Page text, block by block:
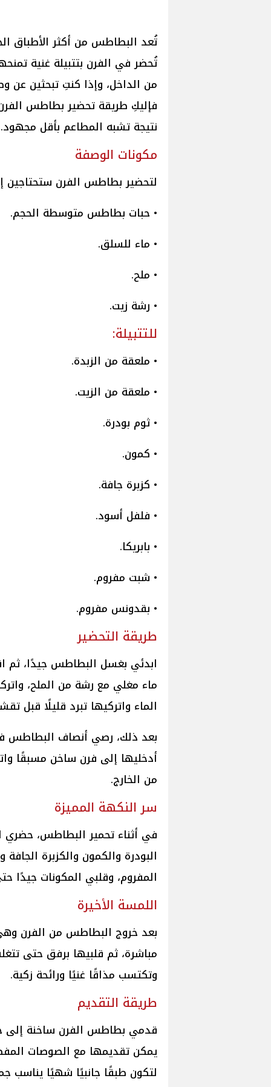
تُعد البطاطس من أكثر الأطباق
تُحضر في الفرن بتتبيلة غنية
من الداخل، وإذا كنتِ تبحثين عن
فإليكِ طريقة تحضير بطاطس
نتيجة تشبه المطاعم بأقل مجهود.
مكونات الوصفة
لتحضير بطاطس الفرن ستحتاجين
• حبات بطاطس متوسطة الحجم.
• ماء للسلق.
• ملح.
• رشة زيت.
للتتبيلة:
• ملعقة من الزبدة.
• ملعقة من الزيت.
• ثوم بودرة.
• كمون.
• كزبرة جافة.
• فلفل أسود.
• بابريكا.
• شبت مفروم.
• بقدونس مفروم.
طريقة التحضير
ابدئي بغسل البطاطس جيدًا،
ماء مغلي مع رشة من الملح،
الماء واتركيها تبرد قليلًا قبل
بعد ذلك، رصي أنصاف البطاطس
أدخليها إلى فرن ساخن مسبقًا
من الخارج.
سر النكهة المميزة
في أثناء تحمير البطاطس، حضري
البودرة والكمون والكزبرة
المفروم، وقلبي المكونات جيدًا
اللمسة الأخيرة
بعد خروج البطاطس من الفرن
مباشرة، ثم قلبيها برفق حتى
وتكتسب مذاقًا غنيًا ورائحة زكية.
طريقة التقديم
قدمي بطاطس الفرن ساخنة إلى
يمكن تقديمها مع الصوصات
لتكون طبقًا جانبيًا شهيًا يناسب